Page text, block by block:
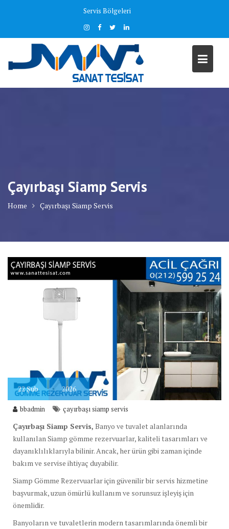
Servis Bölgeleri
Çayırbaşı Siamp Servis
Home Çayırbaşı Siamp Servis
22Şub 2026
bbadmin çayırbaşı siamp servis
Çayırbaşı Siamp Servis, Banyo ve tuvalet alanlarında
kullanılan Siamp gömme rezervuarlar, kaliteli tasarımları ve
dayanıklılıklarıyla bilinir. Ancak, her ürün gibi zaman içinde
bakım ve servise ihtiyaç duyabilir.
Siamp Gömme Rezervuarlar için güvenilir bir servis hizmetine
başvurmak, uzun ömürlü kullanım ve sorunsuz işleyiş için
önemlidir.
Banyoların ve tuvaletlerin modern tasarımlarında önemli bir